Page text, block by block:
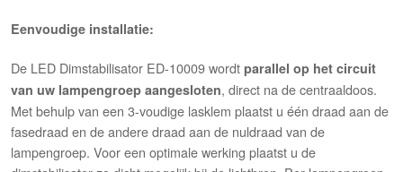
Eenvoudige installatie:
De LED Dimstabilisator ED-10009 wordtparallel op het circuit
van uw lampengroep aangesloten, direct na de centraaldoos.
Met behulp van een 3-voudige lasklem plaatst u één draad aan de
fasedraad en de andere draad aan de nuldraad van de
lampengroep. Voor een optimale werking plaatst u de